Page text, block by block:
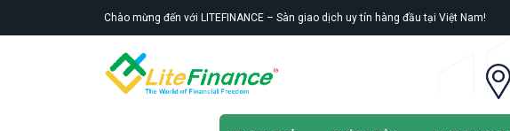
to
Chào mừng đến với LITEFINANCE – Sàn giao dịch uy tín hàng đầu tại Việt Nam!